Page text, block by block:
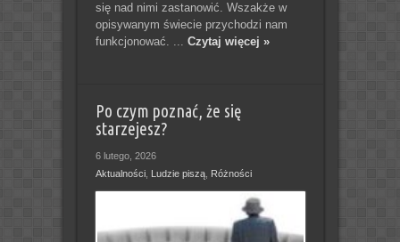
się nad nimi zastanowić. Wszakże w
opisywanym świecie przychodzi nam
funkcjonować. ... Czytaj więcej »
Po czym poznać, że się
starzejesz?
6 lutego, 2026
Aktualności, Ludzie piszą, Różności